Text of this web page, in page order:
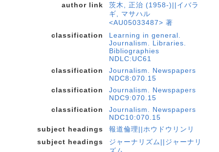
author link
茨木, 正治 (1958-)||イバラ
ギ, マサハル
<AU05033487> 著
classification
Learning in general.
Journalism. Libraries.
Bibliographies
NDLC:UC61
classification
Journalism. Newspapers
NDC8:070.15
classification
Journalism. Newspapers
NDC9:070.15
classification
Journalism. Newspapers
NDC10:070.15
subject headings
報道倫理||ホウドウリンリ
subject headings
ジャーナリズム||ジャーナリ
ズム